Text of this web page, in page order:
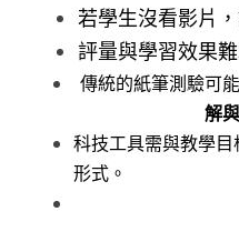
若學生沒看影片
評量與學習效果
傳統的紙筆測驗可
解
科技工具需與教學
形式。